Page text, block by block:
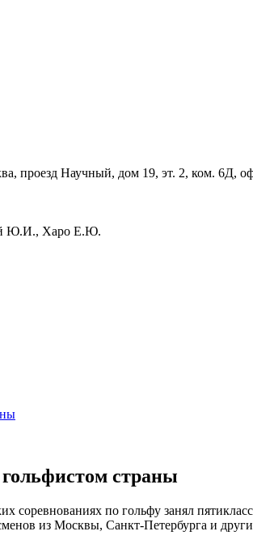
проезд Научный, дом 19, эт. 2, ком. 6Д,
Ю.И., Харо Е.Ю.
страны
соревнованиях по гольфу занял
из Москвы, Санкт-Петербурга и